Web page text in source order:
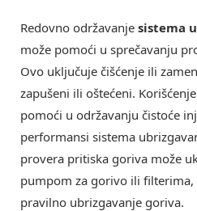
Redovno održavanje sistema
može pomoći u sprečavanju
Ovo uključuje čišćenje ili
zapušeni ili oštećeni.
pomoći u održavanju čistoće
performansi sistema
provera pritiska goriva može
pumpom za gorivo ili
pravilno ubrizgavanje goriva.